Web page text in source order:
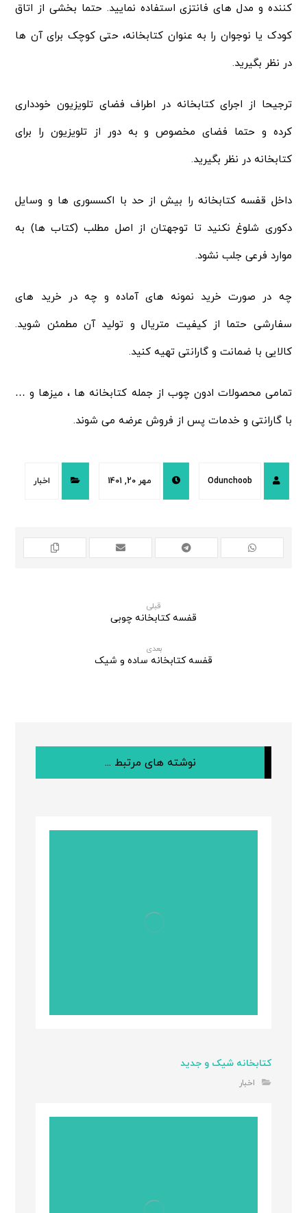
کننده و مدل های فانتزی استفاده نمایید. حتما بخشی از اتاق
کودک یا نوجوان را به عنوان کتابخانه، حتی کوچک برای آن ها
در نظر بگیرید.
ترجیحا از اجرای کتابخانه در اطراف فضای تلویزیون خودداری
کرده و حتما فضای مخصوص و به دور از تلویزیون را برای
کتابخانه در نظر بگیرید.
داخل قفسه کتابخانه را بیش از حد با اکسسوری ها و وسایل
دکوری شلوغ نکنید تا توجهتان از اصل مطلب (کتاب ها) به
موارد فرعی جلب نشود.
چه در صورت خرید نمونه های آماده و چه در خرید های
سفارشی حتما از کیفیت متریال و تولید آن مطمئن شوید.
کالایی با ضمانت و گارانتی تهیه کنید.
تمامی محصولات ادون چوب از جمله کتابخانه ها ، میزها و …
با گارانتی و خدمات پس از فروش عرضه می شوند.
Odunchoob مهر 20, 1401 اخبار
قبلی
قفسه کتابخانه چوبی
بعدی
قفسه کتابخانه ساده و شیک
نوشته های مرتبط ...
کتابخانه شیک و جدید
اخبار